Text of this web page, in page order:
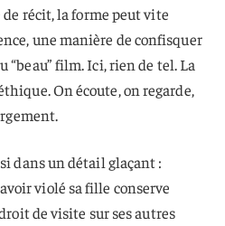
récit, la forme peut vite
une manière de confisquer
“beau” film. Ici, rien de tel. La
On écoute, on regarde,
dans un détail glaçant :
violé sa fille conserve
de visite sur ses autres